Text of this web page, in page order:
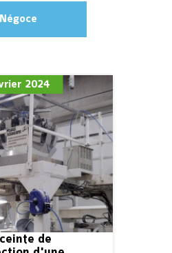
Négoce
2024
de